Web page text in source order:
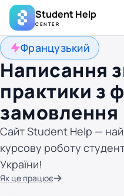
Student Help
CENTER
Французький
Написання
практики з
замовлення
Сайт Student Help —
курсову роботу
України!
Як це працює